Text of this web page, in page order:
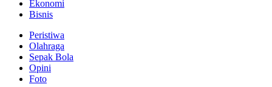
Ekonomi
Bisnis
Peristiwa
Olahraga
Sepak Bola
Opini
Foto